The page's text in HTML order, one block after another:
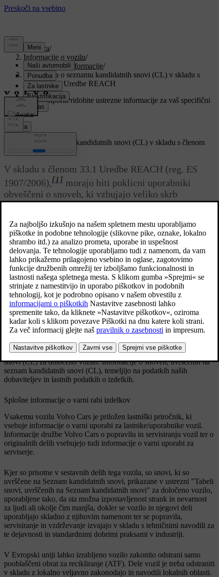
Podpora/
Informacije o vozilu/
Regulativne informacije/
Informacija o seznamu kandidatnih snovi (CL) v skladu s
členom 33.1 Uredbe REACH
Prilagojena podporaPridobite ustrezne informacije za vaš specifični
avtomobil.
Prijava
Posodobljeno 17. 12. 2025
Informacija o seznamu kandidatnih snovi (CL) v skladu s členom
33.1 Uredbe REACH
V skladu s členom 33.1 Uredbe REACH (reg. ES
1907/2006),[1] morajo biti poklicni uporabniki
obveščeni o snoveh, ki vzbujajo veliko skrb
[2]
Volvo Cars. Namen je poenostaviti varno ravnanje z
zadevnimi sestavnimi deli, da bi zaščitili ljudi in
okolje.
Volvo Cars na splošno podpira temeljne cilje Uredbe
REACH, še zlasti tiste iz člena 33, ki so skladni z
našo zavezo za spodbujanje odgovorne izdelave,
ravnanja in uporabe naših izdelkov.
Prisotnost snovi, uvrščenih na Seznam kandidatnih snovi
Izdelki v spodnji "Tabeli snovi, uvrščenih na Seznam kandidatnih
snovi" vsebujejo snovi z več kot 0,1% m/m s seznama kandidatnih
snovi (CL) za določeno vozilo. Informacije o snoveh, uvrščenih na
seznam kandidatnih snovi (CL), temeljijo na podatkih naših
dobaviteljev in lastnih podatkih o izdelkih.
Splošne informacije o varni rabi izdelkov
Vsakemu vozilu Volvo Cars je priložen lastniški priročnik, ki
vsebuje informacije o varni uporabi za lastnike/uporabnike vozil.
Informacije družbe Volvo Cars o popravilu in servisiranju vozil ter o
originalnih delih vsebujejo tudi informacije o varni uporabi za
serviserje.
Kjer so prisotne v sestavnih delih tega vozila, so snovi, ki so
uvrščene na Seznam kandidatnih snovi, prikazane v ustrezni "Tabeli
snovi, uvrščenih na Seznam kandidatnih snovi" za določeno vozilo,
uporabljene tako, da sta možna izpostavljenost strank in nevarnost
za ljudi ali okolje čim manjša, dokler se vozilo in njegovi deli
uporabljajo skladno z njihovim namenom ter se popravila,
servisiranje in vzdrževanje izvajajo v skladu s tehničnimi navodili za
te dejavnosti in standardnimi dobrimi praksami v industriji.
V Evropski uniji lahko izrabljeno vozilo zakonito odstrani samo
pooblaščeni obrat za recikliranje (ATF). Dele vozil je treba odstraniti
v skladu z lokalno veljavno zakonodajo in navodili lokalnih oblasti.